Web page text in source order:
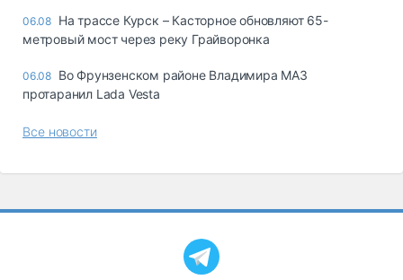
06.08 На трассе Курск – Касторное обновляют 65-
метровый мост через реку Грайворонка
06.08 Во Фрунзенском районе Владимира МАЗ
протаранил Lada Vesta
Все новости